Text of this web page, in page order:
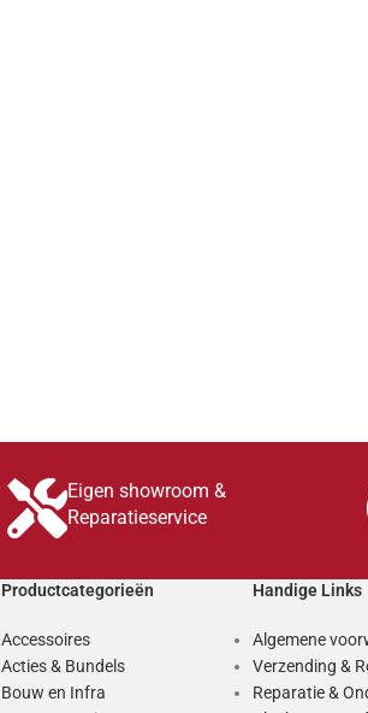
Eigen showroom &
Reparatieservice
Productcategorieën
Accessoires
Acties & Bundels
Bouw en Infra
Handige Links
Algemene
Verzending &
Reparatie &